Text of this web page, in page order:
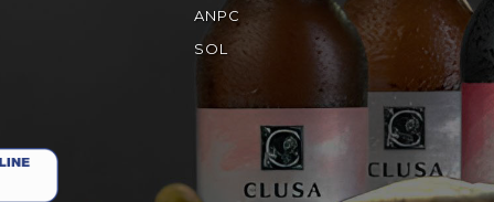
ANPC
SOL